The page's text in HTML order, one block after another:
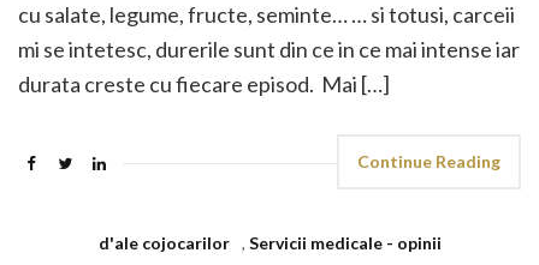
cu salate, legume, fructe, seminte… … si totusi, carceii
mi se intetesc, durerile sunt din ce in ce mai intense iar
durata creste cu fiecare episod. Mai […]
Continue Reading
d'ale cojocarilor , Servicii medicale - opinii